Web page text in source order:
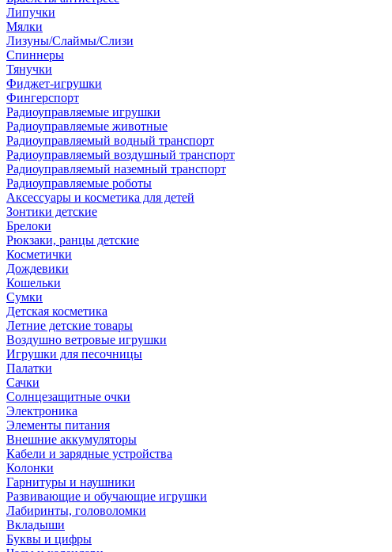
Липучки
Мялки
Лизуны/Слаймы/Слизи
Спиннеры
Тянучки
Фиджет-игрушки
Фингерспорт
Радиоуправляемые игрушки
Радиоуправляемые животные
Радиоуправляемый водный транспорт
Радиоуправляемый воздушный транспорт
Радиоуправляемый наземный транспорт
Радиоуправляемые роботы
Аксессуары и косметика для детей
Зонтики детские
Брелоки
Рюкзаки, ранцы детские
Косметички
Дождевики
Кошельки
Сумки
Детская косметика
Летние детские товары
Воздушно ветровые игрушки
Игрушки для песочницы
Палатки
Сачки
Солнцезащитные очки
Электроника
Элементы питания
Внешние аккумуляторы
Кабели и зарядные устройства
Колонки
Гарнитуры и наушники
Развивающие и обучающие игрушки
Лабиринты, головоломки
Вкладыши
Буквы и цифры